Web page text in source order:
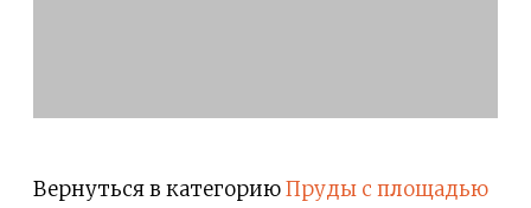
Вернуться в категориюПруды с площадью